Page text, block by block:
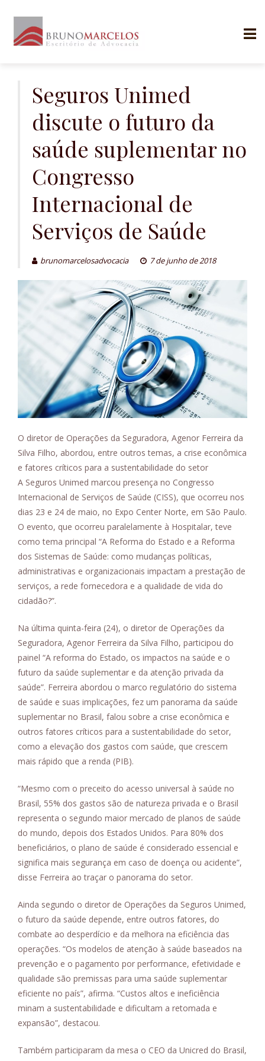
Seguros Unimed
discute o futuro da
saúde suplementar no
Congresso
Internacional de
Serviços de Saúde
brunomarcelosadvocacia 7 de junho de 2018
O diretor de Operações da Seguradora, Agenor Ferreira da
Silva Filho, abordou, entre outros temas, a crise econômica
e fatores críticos para a sustentabilidade do setor
A Seguros Unimed marcou presença no Congresso
Internacional de Serviços de Saúde (CISS), que ocorreu nos
dias 23 e 24 de maio, no Expo Center Norte, em São Paulo.
O evento, que ocorreu paralelamente à Hospitalar, teve
como tema principal “A Reforma do Estado e a Reforma
dos Sistemas de Saúde: como mudanças políticas,
administrativas e organizacionais impactam a prestação de
serviços, a rede fornecedora e a qualidade de vida do
cidadão?”.
Na última quinta-feira (24), o diretor de Operações da
Seguradora, Agenor Ferreira da Silva Filho, participou do
painel “A reforma do Estado, os impactos na saúde e o
futuro da saúde suplementar e da atenção privada da
saúde”. Ferreira abordou o marco regulatório do sistema
de saúde e suas implicações, fez um panorama da saúde
suplementar no Brasil, falou sobre a crise econômica e
outros fatores críticos para a sustentabilidade do setor,
como a elevação dos gastos com saúde, que crescem
mais rápido que a renda (PIB).
“Mesmo com o preceito do acesso universal à saúde no
Brasil, 55% dos gastos são de natureza privada e o Brasil
representa o segundo maior mercado de planos de saúde
do mundo, depois dos Estados Unidos. Para 80% dos
beneficiários, o plano de saúde é considerado essencial e
significa mais segurança em caso de doença ou acidente”,
disse Ferreira ao traçar o panorama do setor.
Ainda segundo o diretor de Operações da Seguros Unimed,
o futuro da saúde depende, entre outros fatores, do
combate ao desperdício e da melhora na eficiência das
operações. “Os modelos de atenção à saúde baseados na
prevenção e o pagamento por performance, efetividade e
qualidade são premissas para uma saúde suplementar
eficiente no país”, afirma. “Custos altos e ineficiência
minam a sustentabilidade e dificultam a retomada e
expansão”, destacou.
Também participaram da mesa o CEO da Unicred do Brasil,